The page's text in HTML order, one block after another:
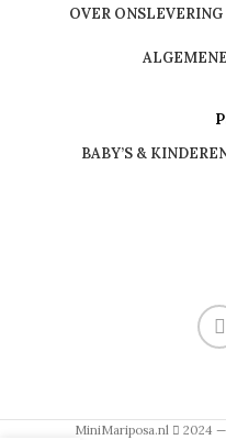
OVER ONSLEVERING
BABY’S &
MiniMariposa.nl 2024